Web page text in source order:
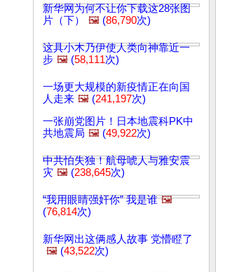
新华网为何不让你下载这28张图
片（下）
🖼️ (86,790次)
这具小木乃伊使人类向神靠近一
步 🖼️ (58,111次)
一场更大规模的新疫情正在向国
人走来 🖼️ (241,197次)
一张崩党图片！日本地震科PK中
共地震局 🖼️ (49,922次)
中共怕失独！航母唬人与雅安震
灾 🖼️ (238,645次)
“我用眼睛强奸你” 我是谁 🖼️
(76,814次)
新华网出这俩感人故事 党懵瞪了
🖼️ (43,522次)